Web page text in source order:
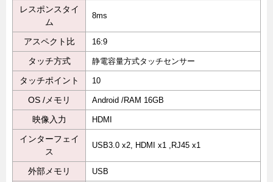
レスポンスタイ
ム
8ms
アスペクト比 16:9
タッチ方式 静電容量方式タッチセンサー
タッチポイント 10
OS /メモリ Android /RAM 16GB
映像入力 HDMI
インターフェイ
ス
USB3.0 x2, HDMI x1 ,RJ45 x1
外部メモリ USB